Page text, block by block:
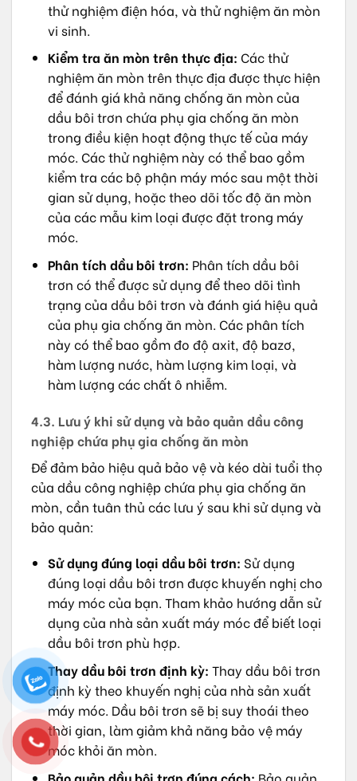
thử nghiệm điện hóa, và thử nghiệm ăn mòn
vi sinh.
Kiểm tra ăn mòn trên thực địa: Các thử
nghiệm ăn mòn trên thực địa được thực hiện
để đánh giá khả năng chống ăn mòn của
dầu bôi trơn chứa phụ gia chống ăn mòn
trong điều kiện hoạt động thực tế của máy
móc. Các thử nghiệm này có thể bao gồm
kiểm tra các bộ phận máy móc sau một thời
gian sử dụng, hoặc theo dõi tốc độ ăn mòn
của các mẫu kim loại được đặt trong máy
móc.
Phân tích dầu bôi trơn: Phân tích dầu bôi
trơn có thể được sử dụng để theo dõi tình
trạng của dầu bôi trơn và đánh giá hiệu quả
của phụ gia chống ăn mòn. Các phân tích
này có thể bao gồm đo độ axit, độ bazơ,
hàm lượng nước, hàm lượng kim loại, và
hàm lượng các chất ô nhiễm.
4.3. Lưu ý khi sử dụng và bảo quản dầu công
nghiệp chứa phụ gia chống ăn mòn
Để đảm bảo hiệu quả bảo vệ và kéo dài tuổi thọ
của dầu công nghiệp chứa phụ gia chống ăn
mòn, cần tuân thủ các lưu ý sau khi sử dụng và
bảo quản:
Sử dụng đúng loại dầu bôi trơn: Sử dụng
đúng loại dầu bôi trơn được khuyến nghị cho
máy móc của bạn. Tham khảo hướng dẫn sử
dụng của nhà sản xuất máy móc để biết loại
dầu bôi trơn phù hợp.
Thay dầu bôi trơn định kỳ: Thay dầu bôi trơn
định kỳ theo khuyến nghị của nhà sản xuất
máy móc. Dầu bôi trơn sẽ bị suy thoái theo
thời gian, làm giảm khả năng bảo vệ máy
móc khỏi ăn mòn.
Bảo quản dầu bôi trơn đúng cách: Bảo quản